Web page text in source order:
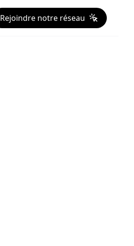
Rejoindre notre réseau